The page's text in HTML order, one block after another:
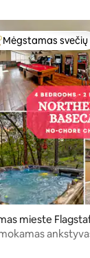
4,95 iš 5,
Mėgstamas svečių
mieste